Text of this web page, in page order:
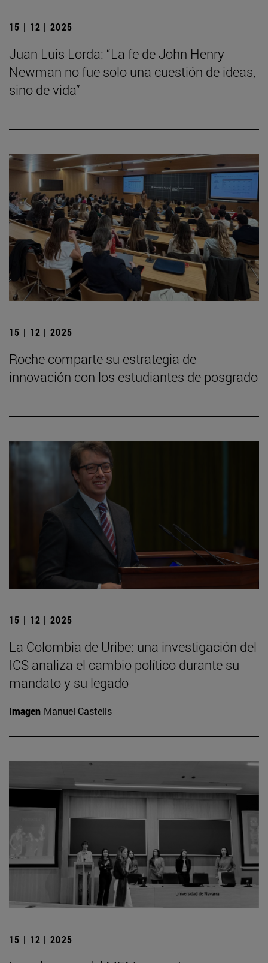
15 | 12 | 2025
Juan Luis Lorda: “La fe de John Henry
Newman no fue solo una cuestión de ideas,
sino de vida”
15 | 12 | 2025
Roche comparte su estrategia de
innovación con los estudiantes de posgrado
15 | 12 | 2025
La Colombia de Uribe: una investigación del
ICS analiza el cambio político durante su
mandato y su legado
Imagen Manuel Castells
15 | 12 | 2025